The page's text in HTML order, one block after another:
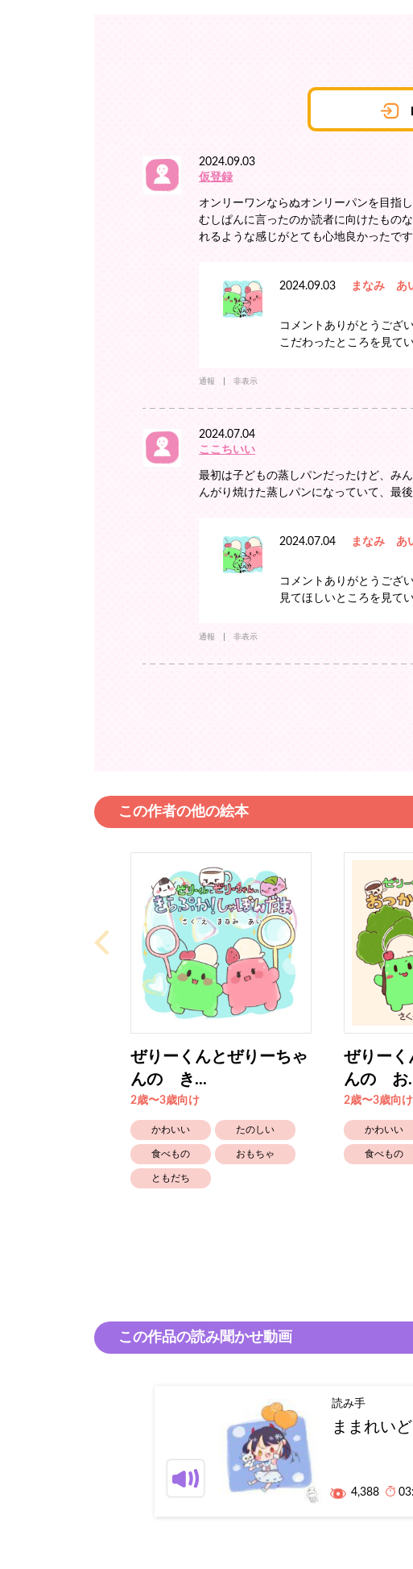
2024.09.03
仮登録
オンリーワンならぬオンリーパンを目
むしぱんに言ったのか読者に向けたもの
れるような感じがとても心地良かったです
2024.09.03 まなみ あ
コメントありがとうござ
こだわったところを見て
通報 非表示
2024.07.04
ここちいい
最初は子どもの蒸しパンだったけど、み
んがり焼けた蒸しパンになっていて、最
2024.07.04 まなみ あ
コメントありがとうござ
見てほしいところを見て
通報 非表示
この作者の他の絵本
ぜりーくんとぜりーちゃ
んの き...
2歳〜3歳向け
かわいい たのしい
食べもの おもちゃ
ともだち
ぜりーく
んの お
2歳〜3歳向け
かわいい
食べもの
この作品の読み聞かせ動画
読み手
ままれいど
4,388